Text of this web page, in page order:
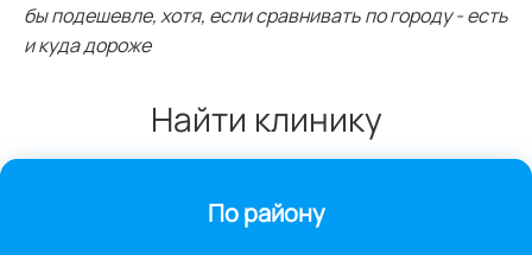
бы подешевле, хотя, если сравнивать по городу - есть
и куда дороже
Найти клинику
По району